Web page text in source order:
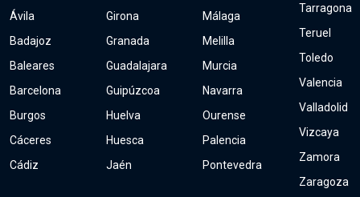
Ávila
Badajoz
Baleares
Barcelona
Burgos
Cáceres
Cádiz
Girona
Granada
Guadalajara
Guipúzcoa
Huelva
Huesca
Jaén
Málaga
Melilla
Murcia
Navarra
Ourense
Palencia
Pontevedra
Tarragona
Teruel
Toledo
Valencia
Valladolid
Vizcaya
Zamora
Zaragoza